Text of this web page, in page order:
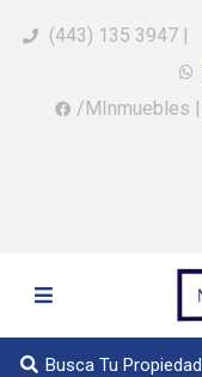
(443) 135 3947 |
/MInmuebles |
Busca Tu Propiedad